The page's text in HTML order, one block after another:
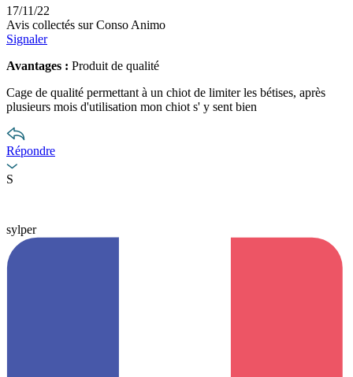
17/11/22
Avis collectés sur Conso Animo
Signaler
Avantages : Produit de qualité
Cage de qualité permettant à un chiot de limiter les bétises, après
plusieurs mois d'utilisation mon chiot s' y sent bien
Répondre
S
sylper